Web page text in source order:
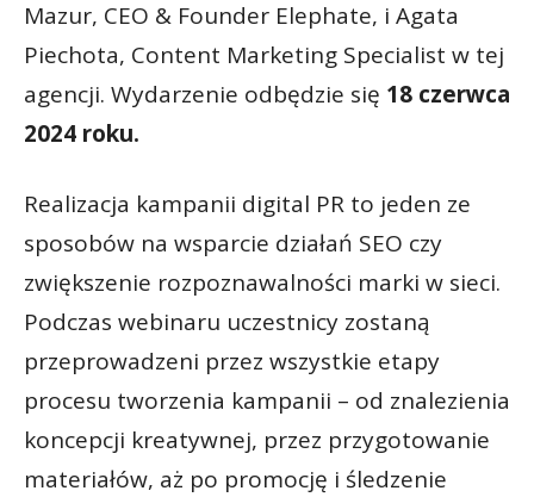
Mazur, CEO & Founder Elephate, i Agata
Piechota, Content Marketing Specialist w tej
agencji. Wydarzenie odbędzie się 18 czerwca
2024 roku.
Realizacja kampanii digital PR to jeden ze
sposobów na wsparcie działań SEO czy
zwiększenie rozpoznawalności marki w sieci.
Podczas webinaru uczestnicy zostaną
przeprowadzeni przez wszystkie etapy
procesu tworzenia kampanii – od znalezienia
koncepcji kreatywnej, przez przygotowanie
materiałów, aż po promocję i śledzenie